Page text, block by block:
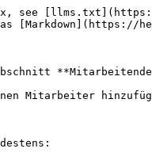
see
[Markdown](https://
Mitarbeiter